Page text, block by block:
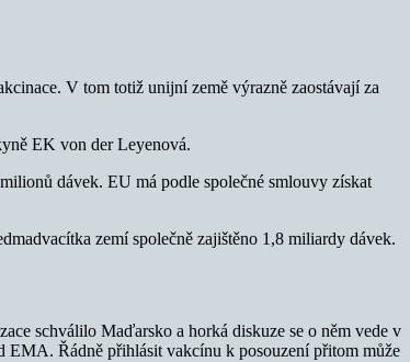
V tom totiž unijní země výrazně zaostávají za
EK von der Leyenová.
dávek. EU má podle společné smlouvy získat
zemí společně zajištěno 1,8 miliardy dávek.
schválilo Maďarsko a horká diskuze se o něm vede v
Řádně přihlásit vakcínu k posouzení přitom může